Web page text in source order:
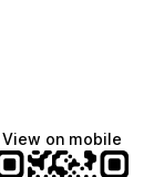
View on mobile